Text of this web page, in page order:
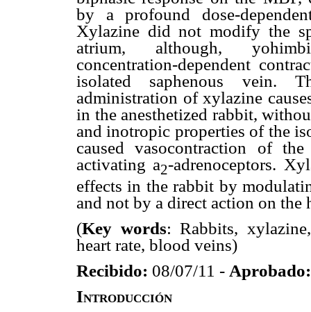
by a profound dose-
Xylazine did not modify the
atrium, although,
concentration-dependent
isolated saphenous vein.
administration of xylazine
in the anesthetized rabbit,
and inotropic properties of the
caused vasocontraction of
activating a2-adrenoceptors.
effects in the rabbit by
and not by a direct action on the
(Key words: Rabbits,
heart rate, blood veins)
Recibido: 08/07/11 - Aprobado:
Introducción